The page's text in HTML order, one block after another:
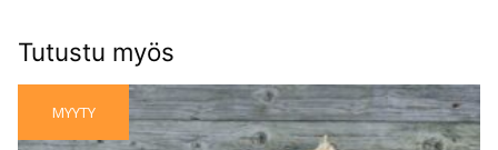
Tutustu myös
MYYTY